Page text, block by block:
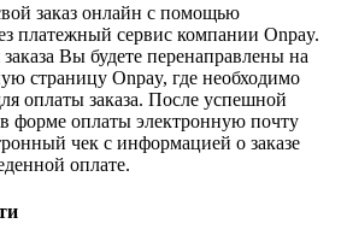
заказ онлайн с помощью
платежный сервис компании Onpay.
Вы будете перенаправлены на
страницу Onpay, где необходимо
оплаты заказа. После успешной
форме оплаты электронную почту
чек с информацией о заказе
оплате.